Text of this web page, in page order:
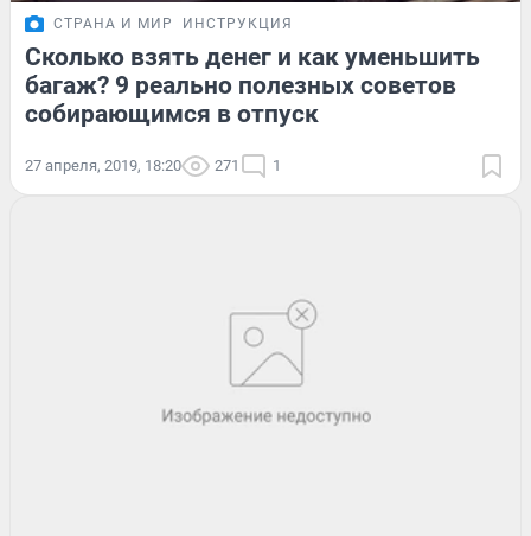
СТРАНА И МИР ИНСТРУКЦИЯ
Сколько взять денег и как уменьшить
багаж? 9 реально полезных советов
собирающимся в отпуск
27 апреля, 2019, 18:20 271 1